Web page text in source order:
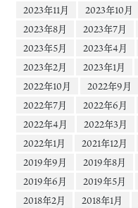
2023年11月
2023年10月
2023年8月
2023年7月
2023年5月
2023年4月
2023年2月
2023年1月
2022年10月
2022年9月
2022年7月
2022年6月
2022年4月
2022年3月
2022年1月
2021年12月
2019年9月
2019年8月
2019年6月
2019年5月
2018年2月
2018年1月